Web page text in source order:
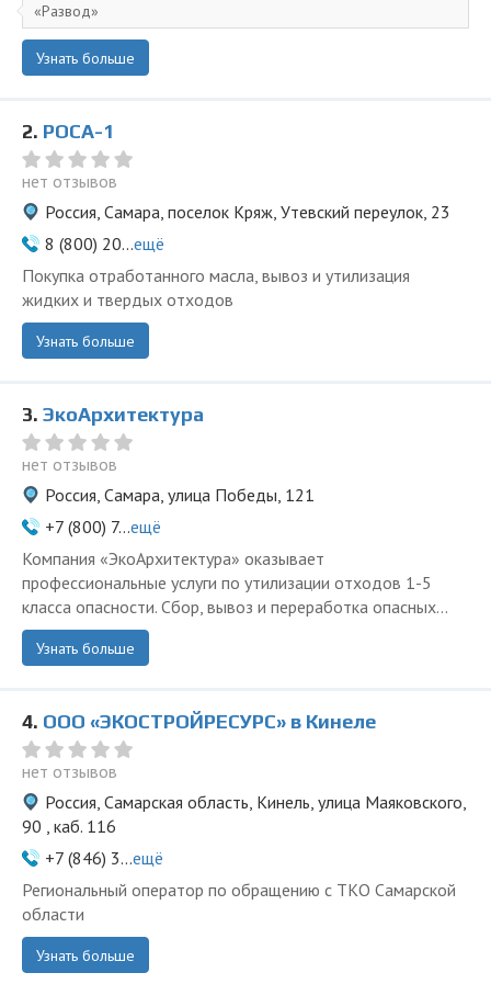
Развод
Узнать больше
2. РОСА-1
нет отзывов
Россия, Самара, поселок Кряж, Утевский переулок, 23
8 (800) 20...ещё
Покупка отработанного масла, вывоз и утилизация
жидких и твердых отходов
Узнать больше
3. ЭкоАрхитектура
нет отзывов
Россия, Самара, улица Победы, 121
+7 (800) 7...ещё
Компания «ЭкоАрхитектура» оказывает
профессиональные услуги по утилизации отходов 1-5
класса опасности. Сбор, вывоз и переработка опасных...
Узнать больше
4. ООО «ЭКОСТРОЙРЕСУРС» в Кинеле
нет отзывов
Россия, Самарская область, Кинель, улица Маяковского,
90 , каб. 116
+7 (846) 3...ещё
Региональный оператор по обращению с ТКО Самарской
области
Узнать больше